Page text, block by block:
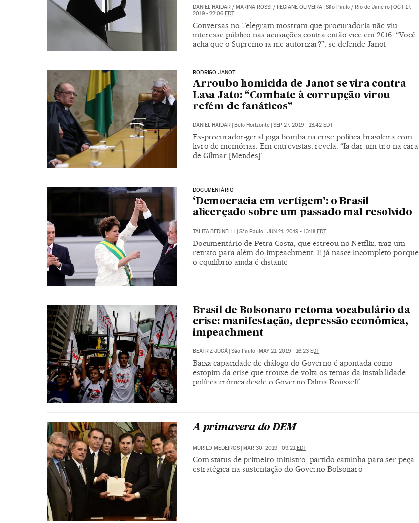
DANIEL HAIDAR/ MARINA ROSSI / REGIANE OLIVEIRA | São Paulo / Rio de Janeiro | OCT 17,
2019 - 22:06 EDT
Conversas no Telegram mostram que procuradoria não viu
interesse público nas acusações contra então vice em 2016. “Você
acha que o Supremo ia me autorizar?", se defende Janot
RODRIGO JANOT
Arroubo homicida de Janot se vira contra
Lava Jato: “Combate à corrupção virou
refém de fanáticos”
DANIEL HAIDAR | Belo Horizonte | SEP 27, 2019 - 13:42 EDT
Ex-procurador-geral joga bomba na crise política brasileira com
livro de memórias. Em entrevistas, revela: “Ia dar um tiro na cara
de Gilmar [Mendes]”
DOCUMENTÁRIO
‘Democracia em vertigem’: o Brasil
alicerçado sobre um passado mal resolvido
TALITA BEDINELLI São Paulo JUN 21, 2019 - 13:18 EDT
Documentário de Petra Costa, que estreou no Netflix, traz um
retrato para além do impeachment. E já nasce incompleto porque
o equilíbrio ainda é distante
Brasil de Bolsonaro retoma vocabulário da
crise: manifestação, depressão econômica,
impeachment
BEATRIZ JUCÁ São Paulo MAY 21, 2019 - 16:23 EDT
Baixa capacidade de diálogo do Governo é apontada como
estopim da crise que trouxe de volta os temas da instabilidade
política crônica desde o Governo Dilma Rousseff
A primavera do DEM
MURILO MEDEIROS | MAR 30, 2019 - 09:21EDT
Com status de primeiro-ministro, partido caminha para ser peça
estratégica na sustentação do Governo Bolsonaro